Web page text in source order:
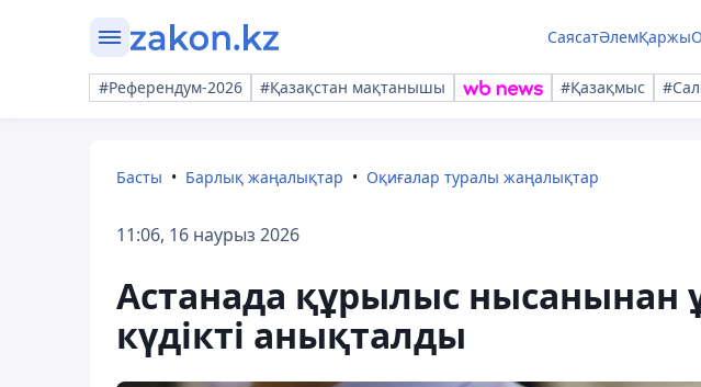
СаясатӘлемҚаржы
#Референдум-2026 #Қазақстан мақтанышы #Қазақмыс
Басты Барлық жаңалықтар Оқиғалар туралы жаңалықтар
11:06, 16 наурыз 2026
Астанада құрылыс нысанынан
күдікті анықталды